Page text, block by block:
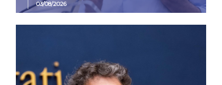
03/08/2026